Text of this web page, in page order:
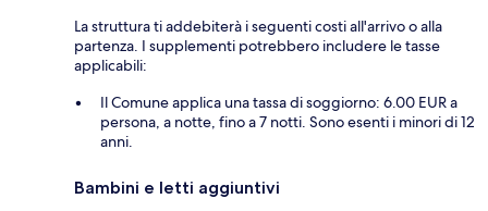
La struttura ti addebiterà i seguenti costi all'arrivo o alla
partenza. I supplementi potrebbero includere le tasse
applicabili:
Il Comune applica una tassa di soggiorno: 6.00 EUR a
persona, a notte, fino a 7 notti. Sono esenti i minori di 12
anni.
Bambini e letti aggiuntivi